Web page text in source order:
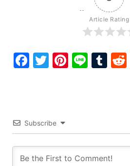
Article Rating
Facebook
TwitterLine
Subscribe